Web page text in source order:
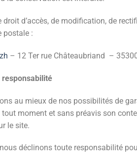
droit d’accès, de modification, de
postale :
– 12 Ter rue Châteaubriand – 35300
au mieux de nos possibilités de
moment et sans préavis son
le site.
nous déclinons toute responsabilité